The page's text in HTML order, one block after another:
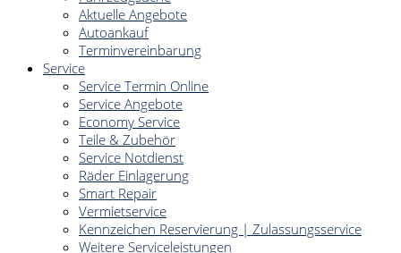
Aktuelle Angebote
Autoankauf
Terminvereinbarung
Service
Service Termin Online
Service Angebote
Economy Service
Teile & Zubehör
Service Notdienst
Räder Einlagerung
Smart Repair
Vermietservice
Kennzeichen Reservierung | Zulassungsservice
Weitere Serviceleistungen